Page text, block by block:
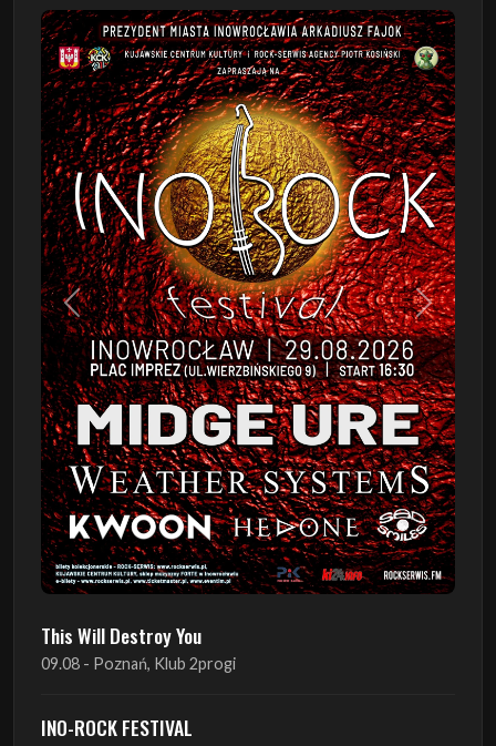
Poprzedni Następny
This Will Destroy You
09.08 - Poznań, Klub 2progi
INO-ROCK FESTIVAL